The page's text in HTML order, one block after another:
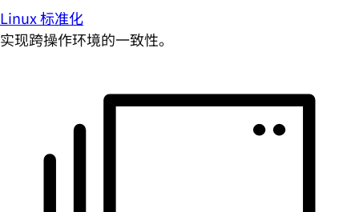
Linux 标准化
实现跨操作环境的一致性。